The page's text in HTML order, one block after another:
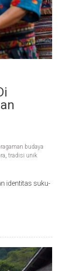
budaya
, tradisi unik
identitas suku-